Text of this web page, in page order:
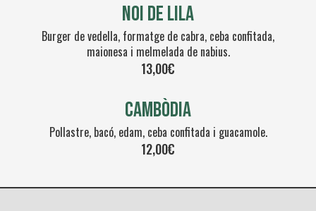
Noi de lila
Burger de vedella, formatge de cabra, ceba confitada,
maionesa i melmelada de nabius.
13,00€
Cambòdia
Pollastre, bacó, edam, ceba confitada i guacamole.
12,00€